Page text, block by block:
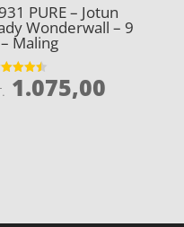
PURE – Jotun
Wonderwall – 9
Maling
1.075,00